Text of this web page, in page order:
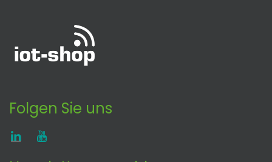
Folgen Sie uns